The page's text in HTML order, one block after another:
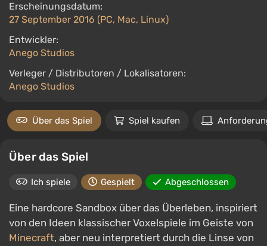
Erscheinungsdatum:
27 September 2016 (PC, Mac, Linux)
Entwickler:
Anego Studios
Verleger / Distributoren / Lokalisatoren:
Anego Studios
Über das Spiel Spiel kaufen
Über das Spiel
Ich spiele Gespielt Abgeschlossen
Eine hardcore Sandbox über das Überleben, inspiriert
von den Ideen klassischer Voxelspiele im Geiste von
Minecraft, aber neu interpretiert durch die Linse von